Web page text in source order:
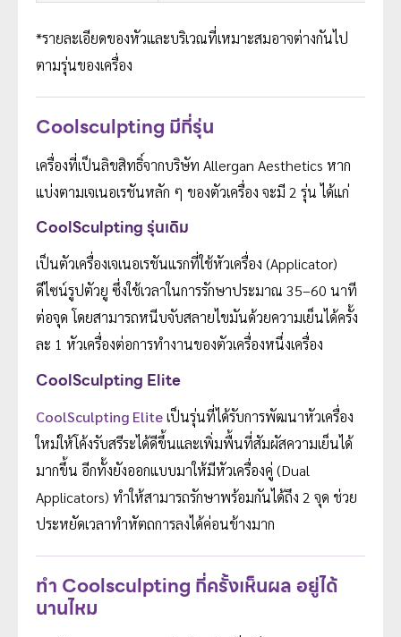
*รายละเอียดของหัวและบริเวณที่เหมาะสมอาจต่างกันไป
ตามรุ่นของเครื่อง
Coolsculpting มีกี่รุ่น
เครื่องที่เป็นลิขสิทธิ์จากบริษัท Allergan Aesthetics หาก
แบ่งตามเจเนอเรชันหลัก ๆ ของตัวเครื่อง จะมี 2 รุ่น ได้แก่
CoolSculpting รุ่นเดิม
เป็นตัวเครื่องเจเนอเรชันแรกที่ใช้หัวเครื่อง (Applicator)
ดีไซน์รูปตัวยู ซึ่งใช้เวลาในการรักษาประมาณ 35–60 นาที
ต่อจุด โดยสามารถหนีบจับสลายไขมันด้วยความเย็นได้ครั้ง
ละ 1 หัวเครื่องต่อการทำงานของตัวเครื่องหนึ่งเครื่อง
CoolSculpting Elite
CoolSculpting Eliteเป็นรุ่นที่ได้รับการพัฒนาหัวเครื่อง
ใหม่ให้โค้งรับสรีระได้ดีขึ้นและเพิ่มพื้นที่สัมผัสความเย็นได้
มากขึ้น อีกทั้งยังออกแบบมาให้มีหัวเครื่องคู่ (Dual
Applicators) ทำให้สามารถรักษาพร้อมกันได้ถึง 2 จุด ช่วย
ประหยัดเวลาทำหัตถการลงได้ค่อนข้างมาก
ทำ Coolsculpting กี่ครั้งเห็นผล อยู่ได้
นานไหม